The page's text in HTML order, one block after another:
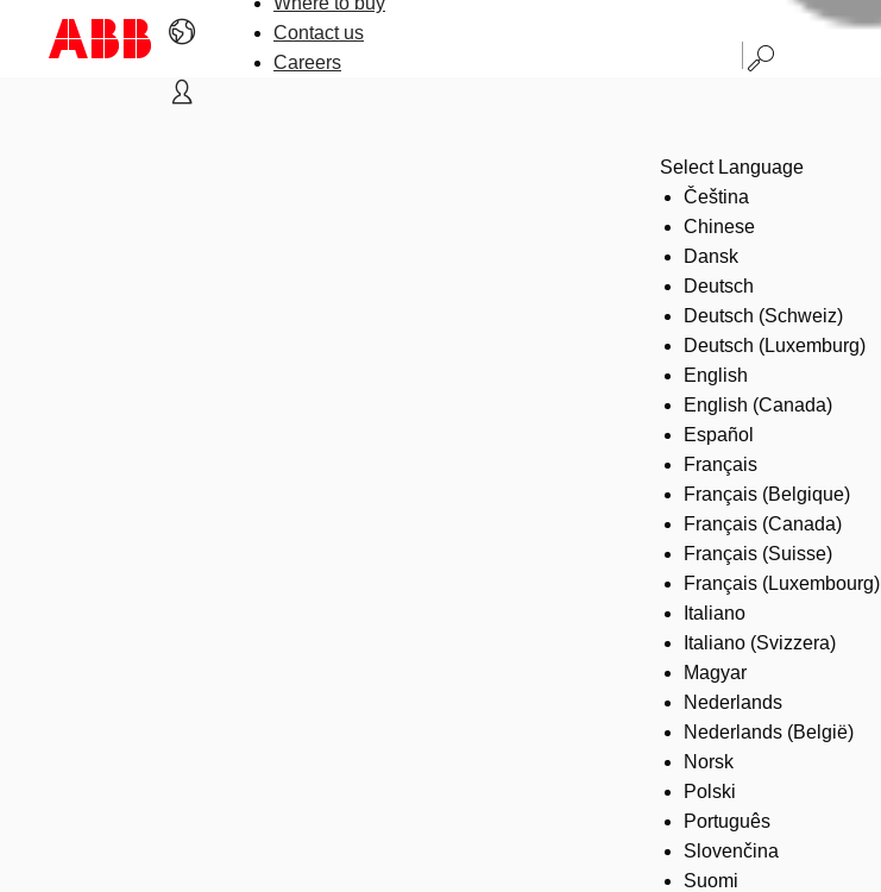
Contact us
Careers
Select Language
Čeština
Chinese
Dansk
Deutsch
Deutsch (Schweiz)
Deutsch (Luxemburg)
English
English (Canada)
Español
Français
Français (Belgique)
Français (Canada)
Français (Suisse)
Français (Luxembourg)
Italiano
Italiano (Svizzera)
Magyar
Nederlands
Nederlands (België)
Norsk
Polski
Português
Slovenčina
Suomi